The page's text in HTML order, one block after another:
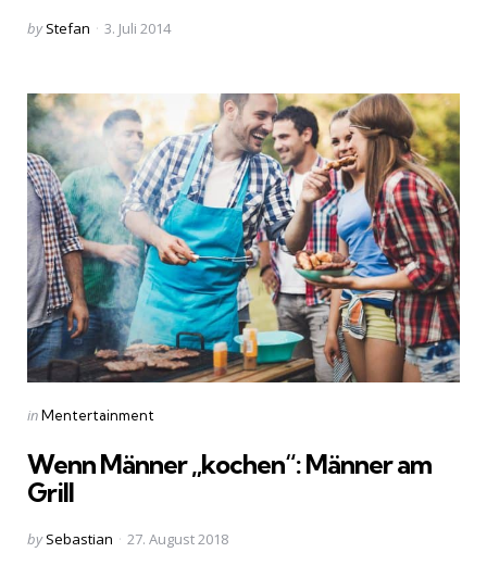
Posted
by Stefan 3. Juli 2014
Categories
Posted
inMentertainment
Wenn Männer „kochen“: Männer am
Grill
Posted
by Sebastian 27. August 2018